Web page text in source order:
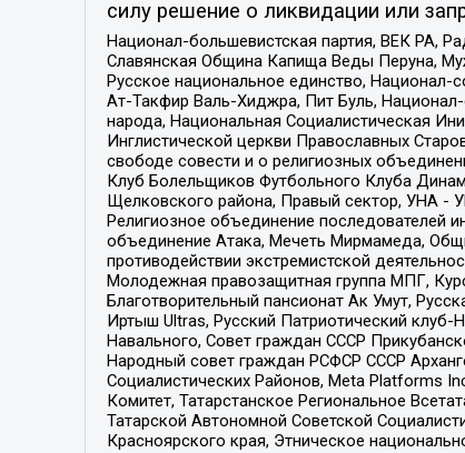
силу решение о ликвидации или
Национал-большевистская партия, ВЕК РА,
Славянская Община Капища Веды Перуна,
Русское национальное единство,
Ат-Такфир Валь-Хиджра, Пит Буль,
народа, Национальная Социалистическая
Инглистической церкви Православных
свободе совести и о религиозных
Клуб Болельщиков Футбольного Клуба
Щелковского района, Правый сектор, УНА -
Религиозное объединение последователей
объединение Атака, Мечеть Мирмамеда,
противодействии экстремистской
Молодежная правозащитная группа МПГ,
Благотворительный пансионат Ак Умут,
Иртыш Ultras, Русский Патриотический
Навального, Совет граждан СССР
Народный совет граждан РСФСР СССР
Социалистических Районов, Meta Platforms
Комитет, Татарстанское Региональное
Татарской Автономной Советской
Красноярского края, Этническое